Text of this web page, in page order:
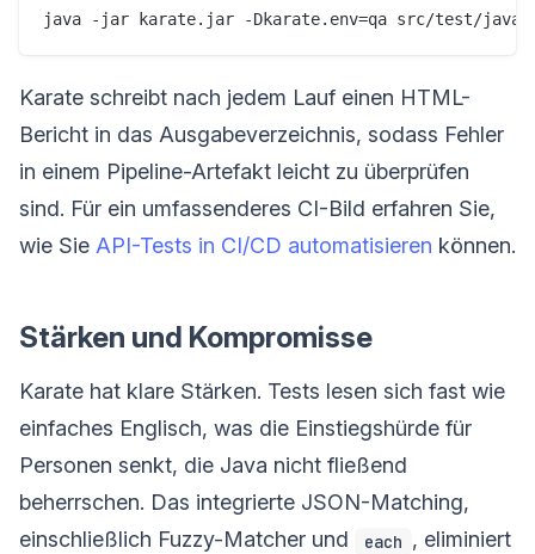
Karate schreibt nach jedem Lauf einen HTML-
Bericht in das Ausgabeverzeichnis, sodass Fehler
in einem Pipeline-Artefakt leicht zu überprüfen
sind. Für ein umfassenderes CI-Bild erfahren Sie,
wie Sie API-Tests in CI/CD automatisieren können.
Stärken und Kompromisse
Karate hat klare Stärken. Tests lesen sich fast wie
einfaches Englisch, was die Einstiegshürde für
Personen senkt, die Java nicht fließend
beherrschen. Das integrierte JSON-Matching,
einschließlich Fuzzy-Matcher und
each , eliminiert